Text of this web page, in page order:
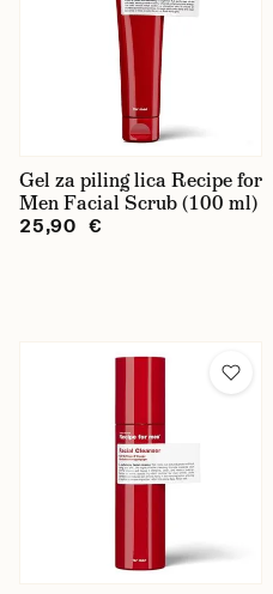
Gel za piling lica Recipe for
Men Facial Scrub (100 ml)
25,90 €